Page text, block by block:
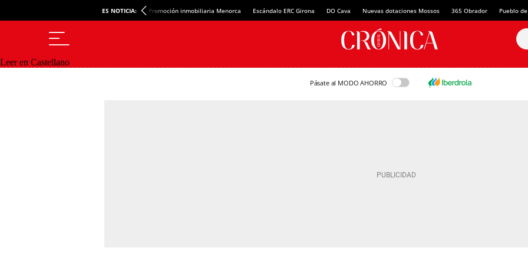
ES NOTICIA: Promoción inmobiliaria Menorca Escándalo ERC Girona DO Cava Nuevas dotaciones Mossos 365 Obrador Pueblo
Leer en Castellano
Pásate al MODO AHORRO